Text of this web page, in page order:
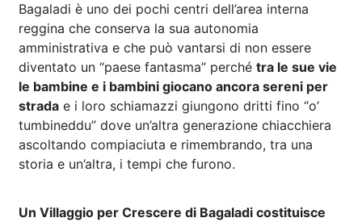
Bagaladi è uno dei pochi centri dell’area interna
reggina che conserva la sua autonomia
amministrativa e che può vantarsi di non essere
diventato un “paese fantasma” perchétra le sue vie
le bambine e i bambini giocano ancora sereni per
strada e i loro schiamazzi giungono dritti fino “o’
tumbineddu” dove un’altra generazione chiacchiera
ascoltando compiaciuta e rimembrando, tra una
storia e un’altra, i tempi che furono.
Un Villaggio per Crescere di Bagaladi costituisce